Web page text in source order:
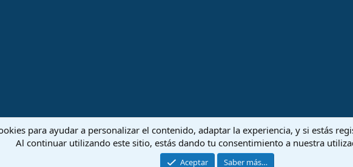
para ayudar a personalizar el contenido, adaptar la experiencia, y si estás
Al continuar utilizando este sitio, estás dando tu consentimiento a nuestra
Aceptar Saber más…